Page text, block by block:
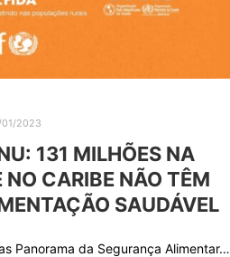
01/2023
131 MILHÕES NA
CARIBE NÃO TÊM
SAUDÁVEL
Panorama da Segurança Alimentar…